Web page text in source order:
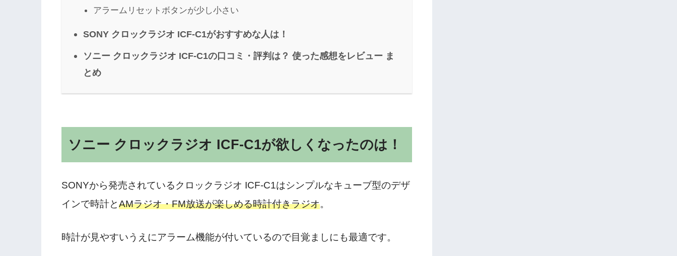
アラームリセットボタンが少し小さい
SONY クロックラジオ ICF-C1がおすすめな人は！
ソニー クロックラジオ ICF-C1の口コミ・評判は？ 使った感想をレビュー ま
とめ
ソニー クロックラジオ ICF-C1が欲しくなったのは！
SONYから発売されているクロックラジオ ICF-C1はシンプルなキューブ型のデザ
インで時計とAMラジオ・FM放送が楽しめる時計付きラジオ。
時計が見やすいうえにアラーム機能が付いているので目覚ましにも最適です。